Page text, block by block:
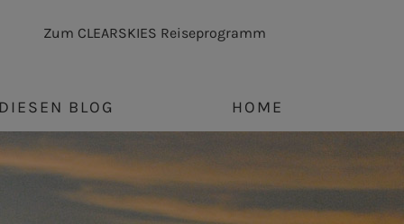
Zum CLEARSKIES Reiseprogramm
BLOG HOME